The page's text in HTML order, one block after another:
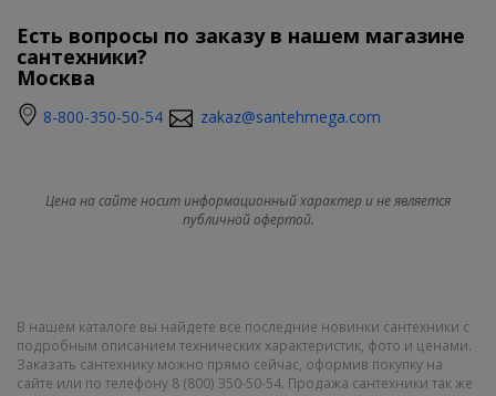
Есть вопросы по заказу в нашем магазине
сантехники?
Москва
8-800-350-50-54 zakaz@santehmega.com
Цена на сайте носит информационный характер и не является
публичной офертой.
В нашем каталоге вы найдете все последние новинки сантехники с
подробным описанием технических характеристик, фото и ценами.
Заказать сантехнику можно прямо сейчас, оформив покупку на
сайте или по телефону 8 (800) 350-50-54. Продажа сантехники так же